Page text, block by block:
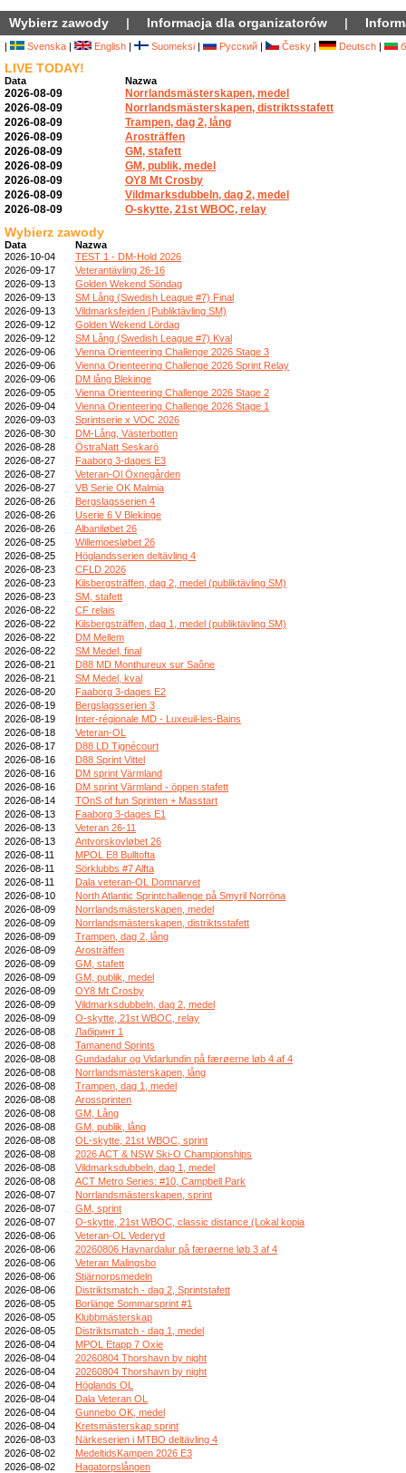
Wybierz zawody | Informacja dla organizatorów |
| Svenska | English | Suomeksi | Русский | Česky | Deutsch |
LIVE TODAY!
Data Nazwa
2026-08-09
Norrlandsmästerskapen, medel
2026-08-09
Norrlandsmästerskapen, distriktsstafett
2026-08-09
Trampen, dag 2, lång
2026-08-09
Arosträffen
2026-08-09
GM, stafett
2026-08-09
GM, publik, medel
2026-08-09
OY8 Mt Crosby
2026-08-09
Vildmarksdubbeln, dag 2, medel
2026-08-09
O-skytte, 21st WBOC, relay
Wybierz zawody
Data
Nazwa
2026-10-04
TEST 1 - DM-Hold 2026
2026-09-17
Veterantävling 26-16
2026-09-13
Golden Wekend Söndag
2026-09-13
SM Lång (Swedish League #7) Final
2026-09-13
Vildmarksfejden (Publiktävling SM)
2026-09-12
Golden Wekend Lördag
2026-09-12
SM Lång (Swedish League #7) Kval
2026-09-06
Vienna Orienteering Challenge 2026 Stage 3
2026-09-06
Vienna Orienteering Challenge 2026 Sprint Relay
2026-09-06
DM lång Blekinge
2026-09-05
Vienna Orienteering Challenge 2026 Stage 2
2026-09-04
Vienna Orienteering Challenge 2026 Stage 1
2026-09-03
Sprintserie x VOC 2026
2026-08-30
DM-Lång, Västerbotten
2026-08-28
ÖstraNatt Seskarö
2026-08-27
Faaborg 3-dages E3
2026-08-27
Veteran-Ol Öxnegården
2026-08-27
VB Serie OK Malmia
2026-08-26
Bergslagsserien 4
2026-08-26
Userie 6 V Blekinge
2026-08-26
Albaniløbet 26
2026-08-25
Willemoesløbet 26
2026-08-25
Höglandsserien deltävling 4
2026-08-23
CFLD 2026
2026-08-23
Kilsbergsträffen, dag 2, medel (publiktävling SM)
2026-08-23
SM, stafett
2026-08-22
CF relais
2026-08-22
Kilsbergsträffen, dag 1, medel (publiktävling SM)
2026-08-22
DM Mellem
2026-08-22
SM Medel, final
2026-08-21
D88 MD Monthureux sur Saône
2026-08-21
SM Medel, kval
2026-08-20
Faaborg 3-dages E2
2026-08-19
Bergslagsserien 3
2026-08-19
Inter-régionale MD - Luxeuil-les-Bains
2026-08-18
Veteran-OL
2026-08-17
D88 LD Tignécourt
2026-08-16
D88 Sprint Vittel
2026-08-16
DM sprint Värmland
2026-08-16
DM sprint Värmland - öppen stafett
2026-08-14
TOnS of fun Sprinten + Masstart
2026-08-13
Faaborg 3-dages E1
2026-08-13
Veteran 26-11
2026-08-13
Antvorskovløbet 26
2026-08-11
MPOL E8 Bulltofta
2026-08-11
Sörklubbs #7 Alfta
2026-08-11
Dala veteran-OL Domnarvet
2026-08-10
North Atlantic Sprintchallenge på Smyril Norröna
2026-08-09
Norrlandsmästerskapen, medel
2026-08-09
Norrlandsmästerskapen, distriktsstafett
2026-08-09
Trampen, dag 2, lång
2026-08-09
Arosträffen
2026-08-09
GM, stafett
2026-08-09
GM, publik, medel
2026-08-09
OY8 Mt Crosby
2026-08-09
Vildmarksdubbeln, dag 2, medel
2026-08-09
O-skytte, 21st WBOC, relay
2026-08-08
Лабіринт 1
2026-08-08
Tamanend Sprints
2026-08-08
Gundadalur og Vidarlundin på færøerne løb 4 af 4
2026-08-08
Norrlandsmästerskapen, lång
2026-08-08
Trampen, dag 1, medel
2026-08-08
Arossprinten
2026-08-08
GM, Lång
2026-08-08
GM, publik, lång
2026-08-08
OL-skytte, 21st WBOC, sprint
2026-08-08
2026 ACT & NSW Ski-O Championships
2026-08-08
Vildmarksdubbeln, dag 1, medel
2026-08-08
ACT Metro Series: #10, Campbell Park
2026-08-07
Norrlandsmästerskapen, sprint
2026-08-07
GM, sprint
2026-08-07
O-skytte, 21st WBOC, classic distance (Lokal kopia
2026-08-06
Veteran-OL Vederyd
2026-08-06
20260806 Havnardalur på færøerne løb 3 af 4
2026-08-06
Veteran Malingsbo
2026-08-06
Stjärnorpsmedeln
2026-08-06
Distriktsmatch - dag 2, Sprintstafett
2026-08-05
Borlänge Sommarsprint #1
2026-08-05
Klubbmästerskap
2026-08-05
Distriktsmatch - dag 1, medel
2026-08-04
MPOL Etapp 7 Oxie
2026-08-04
20260804 Thorshavn by night
2026-08-04
20260804 Thorshavn by night
2026-08-04
Höglands OL
2026-08-04
Dala Veteran OL
2026-08-04
Gunnebo OK, medel
2026-08-04
Kretsmästerskap sprint
2026-08-03
Närkeserien i MTBO deltävling 4
2026-08-02
MedeltidsKampen 2026 E3
2026-08-02
Hagatorpslången